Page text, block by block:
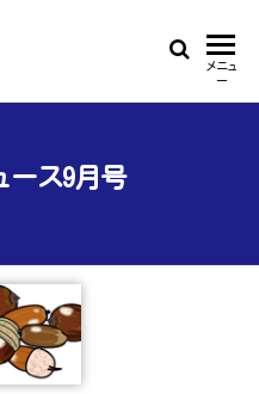
ハ
リ
問
看
護
き
生
く
照
ら
メニュ
ー
ース9月号